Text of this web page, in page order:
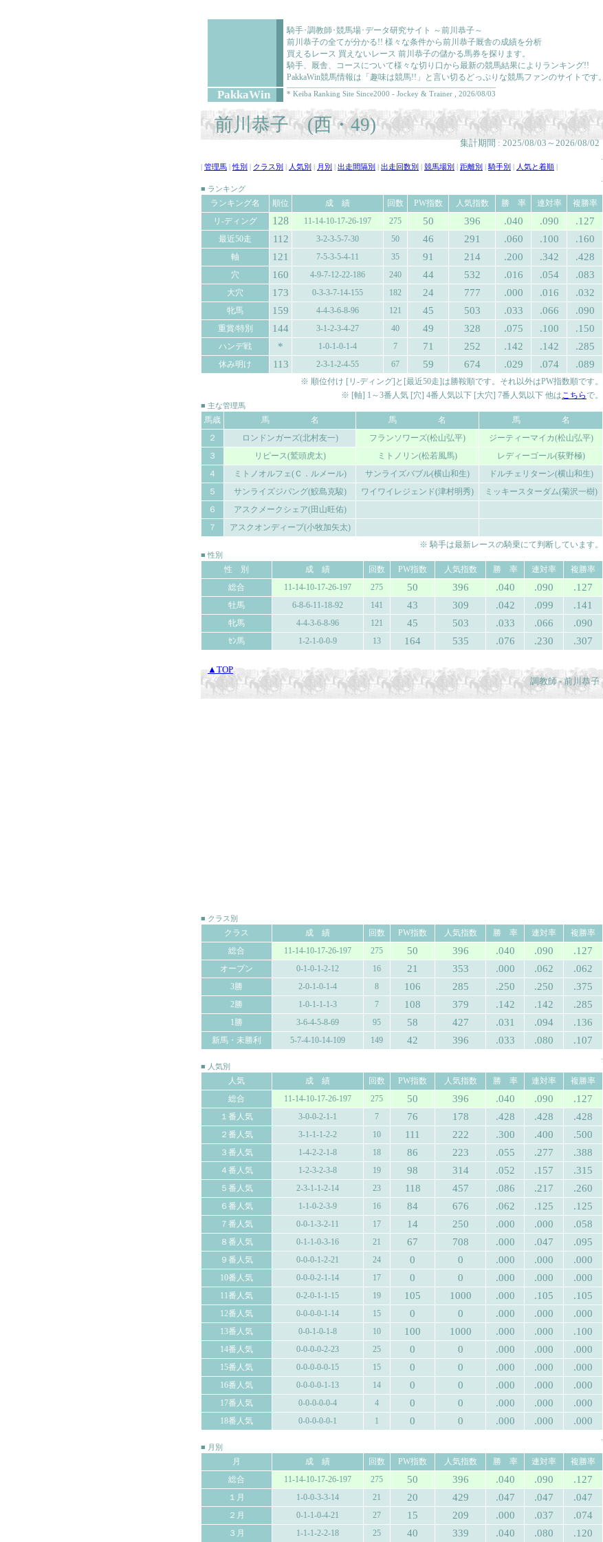
騎手･調教師･競馬場･データ研究サイト ～前川恭子～
前川恭子の全てが分かる!! 様々な条件から前川恭子厩舎の成績を分析
買えるレース 買えないレース 前川恭子の儲かる馬券を探ります。
騎手、厩舎、コースについて様々な切り口から最新の競馬結果によりランキング!!
PakkaWin競馬情報は「趣味は競馬!!」と言い切るどっぷりな競馬ファンのサイトです。
PakkaWin * Keiba Ranking Site Since2000 - Jockey & Trainer , 2026/08/03
前川恭子 (西・49)
集計期間 : 2025/08/03～2026/08/02
.
管理馬 |性別 クラス別 人気別 月別 出走間隔別 出走回数別 競馬場別 距離別 騎手別 人気と着順
.
■ ランキング
ランキング名 順位 成 績 回数 PW指数 人気指数 勝 率 連対率
複勝率
リ-ディング
128 11-14-10-17-26-197 275 50 396 .040 .090 .127
最近50走 112 3-2-3-5-7-30 50 46 291 .060 .100 .160
軸 121 7-5-3-5-4-11 35 91 214 .200 .342 .428
穴 160 4-9-7-12-22-186 240 44 532 .016 .054 .083
大穴 173 0-3-3-7-14-155 182 24 777 .000 .016 .032
牝馬 159 4-4-3-6-8-96 121 45 503 .033 .066 .090
重賞/特別 144 3-1-2-3-4-27 40 49 328 .075 .100 .150
ハンデ戦 * 1-0-1-0-1-4 7 71 252 .142 .142 .285
休み明け 113 2-3-1-2-4-55 67 59 674 .029 .074 .089
※ 順位付け [リ-ディング]と[最近50走]は勝鞍順です。それ以外はPW指数順です。
※ [軸] 1～3番人気 [穴] 4番人気以下 [大穴] 7番人気以下 他はこちらで。
■ 主な管理馬
馬歳 馬 名 馬 名
馬 名
２
ロンドンガーズ(北村友一) フランソワーズ(松山弘平)
ジーティーマイカ(松山弘平)
３
リピース(鷲頭虎太) ミトノリン(松若風馬)
レディーゴール(荻野極)
４
ミトノオルフェ(Ｃ．ルメール) サンライズバブル(横山和生)
ドルチェリターン(横山和生)
５
サンライズジパング(鮫島克駿) ワイワイレジェンド(津村明秀)
ミッキースターダム(菊沢一樹)
６
アスクメークシェア(田山旺佑)
７
アスクオンディープ(小牧加矢太)
※ 騎手は最新レースの騎乗にて判断しています。
■ 性別
性 別 成 績 回数 PW指数 人気指数 勝 率 連対率
複勝率
総合
11-14-10-17-26-197 275 50 396 .040 .090 .127
牡馬 6-8-6-11-18-92 141 43 309 .042 .099 .141
牝馬 4-4-3-6-8-96 121 45 503 .033 .066 .090
ｾﾝ馬 1-2-1-0-0-9 13 164 535 .076 .230 .307
▲TOP
調教師 - 前川恭子
■ クラス別
クラス 成 績 回数 PW指数 人気指数 勝 率 連対率
複勝率
総合
11-14-10-17-26-197 275 50 396 .040 .090 .127
オープン 0-1-0-1-2-12 16 21 353 .000 .062 .062
3勝 2-0-1-0-1-4 8 106 285 .250 .250 .375
2勝 1-0-1-1-1-3 7 108 379 .142 .142 .285
1勝 3-6-4-5-8-69 95 58 427 .031 .094 .136
新馬・未勝利 5-7-4-10-14-109 149 42 396 .033 .080 .107
.
■ 人気別
人気 成 績 回数 PW指数 人気指数 勝 率 連対率
複勝率
総合
11-14-10-17-26-197 275 50 396 .040 .090 .127
１番人気 3-0-0-2-1-1 7 76 178 .428 .428 .428
２番人気 3-1-1-1-2-2 10 111 222 .300 .400 .500
３番人気 1-4-2-2-1-8 18 86 223 .055 .277 .388
４番人気 1-2-3-2-3-8 19 98 314 .052 .157 .315
５番人気 2-3-1-1-2-14 23 118 457 .086 .217 .260
６番人気 1-1-0-2-3-9 16 84 676 .062 .125 .125
７番人気 0-0-1-3-2-11 17 14 250 .000 .000 .058
８番人気 0-1-1-0-3-16 21 67 708 .000 .047 .095
９番人気 0-0-0-1-2-21 24 0 0 .000 .000 .000
10番人気 0-0-0-2-1-14 17 0 0 .000 .000 .000
11番人気 0-2-0-1-1-15 19 105 1000 .000 .105 .105
12番人気 0-0-0-0-1-14 15 0 0 .000 .000 .000
13番人気 0-0-1-0-1-8 10 100 1000 .000 .000 .100
14番人気 0-0-0-0-2-23 25 0 0 .000 .000 .000
15番人気 0-0-0-0-0-15 15 0 0 .000 .000 .000
16番人気 0-0-0-0-1-13 14 0 0 .000 .000 .000
17番人気 0-0-0-0-0-4 4 0 0 .000 .000 .000
18番人気 0-0-0-0-0-1 1 0 0 .000 .000 .000
.
■ 月別
月 成 績 回数 PW指数 人気指数 勝 率 連対率
複勝率
総合
11-14-10-17-26-197 275 50 396 .040 .090 .127
１月 1-0-0-3-3-14 21 20 429 .047 .047 .047
２月 0-1-1-0-4-21 27 15 209 .000 .037 .074
３月 1-1-1-2-2-18 25 40 339 .040 .080 .120